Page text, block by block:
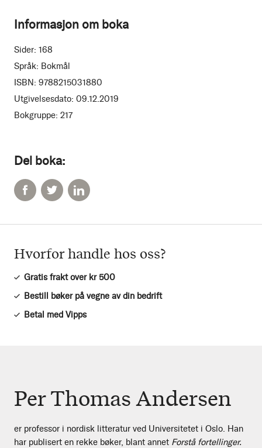
Del boka:
Informasjon om boka
Sider: 168
Språk: Bokmål
ISBN: 9788215031880
Utgivelsesdato: 09.12.2019
Bokgruppe: 217
Hvorfor handle hos oss?
Gratis frakt over kr 500
Bestill bøker på vegne av din bedrift
Betal med Vipps
Per Thomas Andersen
er professor i nordisk litteratur ved Universitetet i Oslo. Han
har publisert en rekke bøker, blant annet Forstå fortellinger.